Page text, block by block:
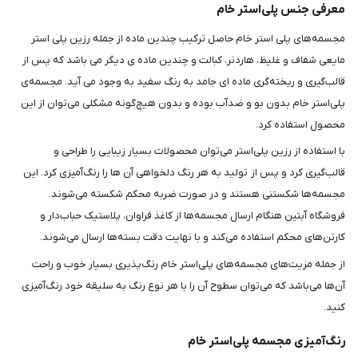
معرفی جنس پلی‌استر خام
مجسمه‌های پلی استر خام حاصل ترکیب چندین ماده از جمله رزین پلی استر
مایعی شفاف و غلیظ، هاردنر، کبالت و چندین ماده ی دیگر می باشد که پس از
قالب‌گیری و ریخته‌گری ماده ای جامد به رنگ سفید به وجود می آید. مجسمه‌ی
پلی‌استر خام بدون بو و ضدآب بوده و بدون هیچ‌گونه مشکلی می‌توان از این
محصول استفاده کرد.
با استفاده از رزین پلی‌استر می‌توان محصولات بسیار زیبایی را طراحی و
قالب‌گیری کرد و پس از تولید به هر رنگ دلخواهی آن ها را رنگ‌آمیزی کرد. این
مجسمه‌ها شکستنی هستند و در صورت ضربه محکم شکسته می‌شوند.
فروشگاه آبتین هنگام ارسال مجسمه‌ها از کاغذ فراوان، پلاستیک حباب‌دار و
کارتن‌های محکم استفاده می‌کند و با نهایت دقت بسته‌ها ارسال می‌شوند.
از جمله مزیت‌های مجسمه‌های پلی‌استر خام رنگ‌پذیری بسیار خوب و راحت
آن‌ها می‌باشد که می‌توان سطوح آن را با هر نوع رنگ به سلیقه خود رنگ‌آمیزی
کنید.
رنگ‌آمیزی مجسمه پلی‌استر خام